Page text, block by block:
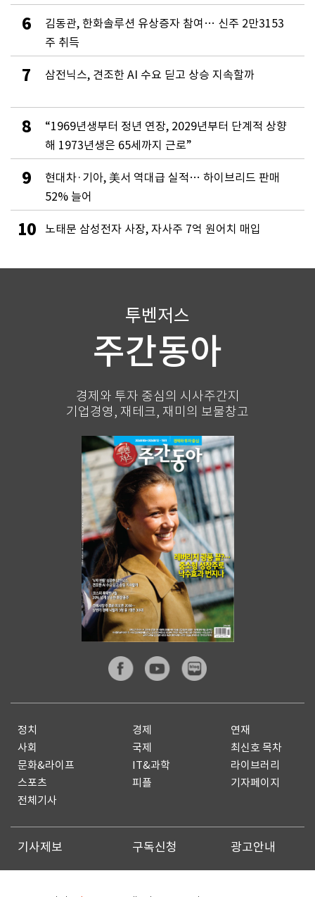
6
김동관, 한화솔루션 유상증자 참여… 신주 2만3153
주 취득
7 삼전닉스, 견조한 AI 수요 딛고 상승 지속할까
8
“1969년생부터 정년 연장, 2029년부터 단계적 상향
해 1973년생은 65세까지 근로”
9
현대차·기아, 美서 역대급 실적… 하이브리드 판매
52% 늘어
10 노태문 삼성전자 사장, 자사주 7억 원어치 매입
투벤저스
주간동아
경제와 투자 중심의 시사주간지
기업경영, 재테크, 재미의 보물창고
정치 경제
연재
사회
국제
최신호 목차
문화&라이프
IT&과학
라이브러리
스포츠
피플
기자페이지
전체기사
기사제보 구독신청 광고안내